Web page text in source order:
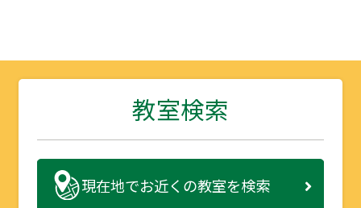
教室検索
現在地でお近くの教室を検索